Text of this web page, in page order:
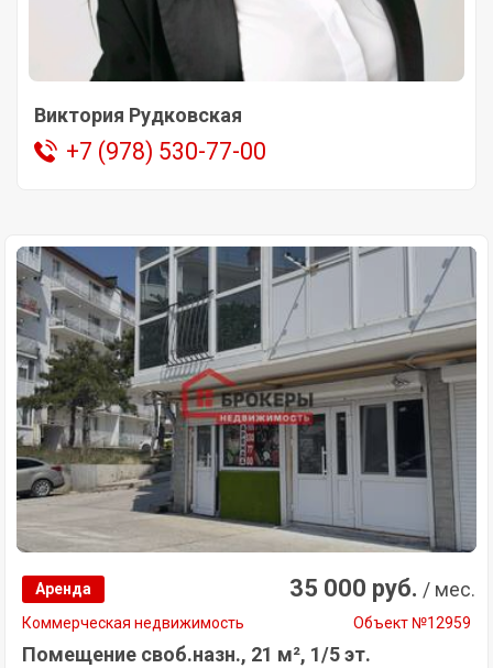
Виктория Рудковская
+7 (978) 530-77-00
Аренда 35 000 руб. / мес.
Коммерческая недвижимость Объект №12959
Помещение своб.назн., 21 м², 1/5 эт.